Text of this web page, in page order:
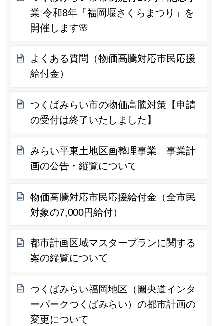
業 令和8年「福岡堰さくらまつり」を
開催します🌸
よくある質問（物価高騰対応市民応援
給付金）
つくばみらい市の物価高騰対策【申請
の受付は終了いたしました】
みらい平東土地区画整理事業 事業計
画の公告・縦覧について
物価高騰対応市民応援給付金（全市民
対象の7,000円給付）
都市計画区域マスタープランに関する
案の縦覧について
つくばみらい福岡地区（圏央道インタ
ーパークつくばみらい）の都市計画の
変更について